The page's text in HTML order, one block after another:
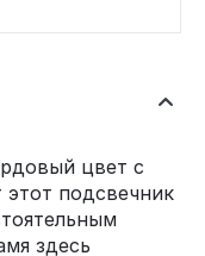
цвет с
подсвечник
здесь